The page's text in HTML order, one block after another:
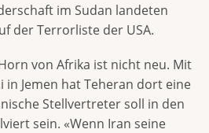
im Sudan landeten
der Terrorliste der USA.
von Afrika ist nicht neu. Mit
Jemen hat Teheran dort eine
Stellvertreter soll in den
sein. «Wenn Iran seine